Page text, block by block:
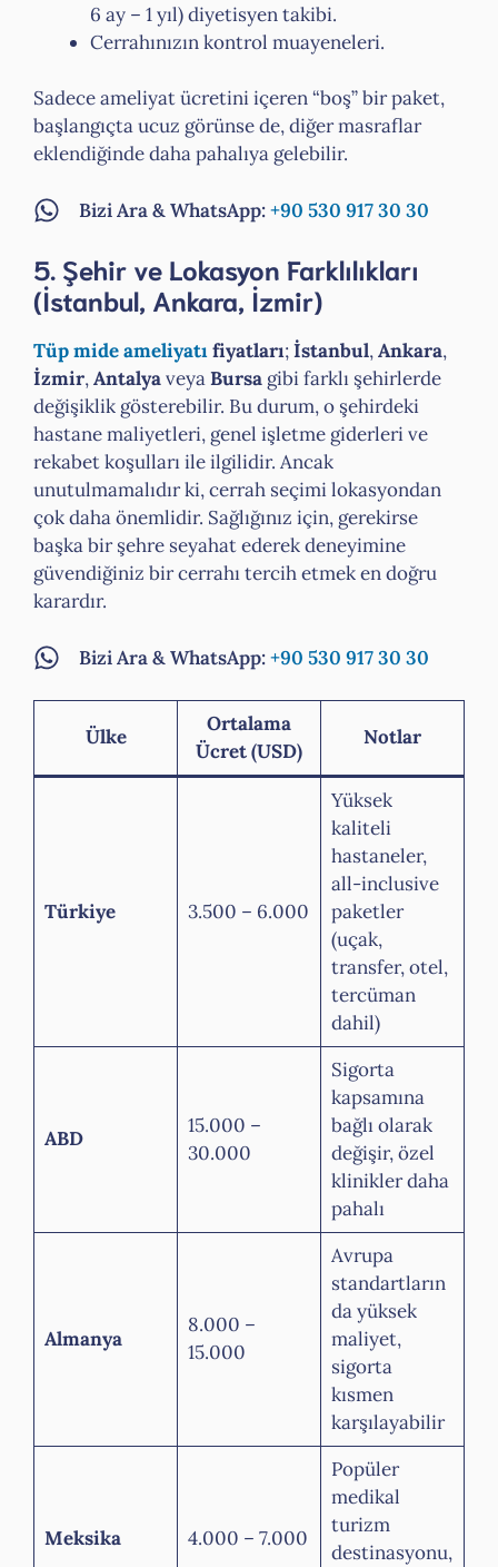
6 ay – 1 yıl) diyetisyen takibi.
Cerrahınızın kontrol muayeneleri.
Sadece ameliyat ücretini içeren “boş” bir paket,
başlangıçta ucuz görünse de, diğer masraflar
eklendiğinde daha pahalıya gelebilir.
Bizi Ara & WhatsApp:+90 530 917 30 30
5. Şehir ve Lokasyon Farklılıkları
(İstanbul, Ankara, İzmir)
Tüp mide ameliyatıfiyatları;İstanbul,Ankara,
İzmir,AntalyaveyaBursa gibi farklı şehirlerde
değişiklik gösterebilir. Bu durum, o şehirdeki
hastane maliyetleri, genel işletme giderleri ve
rekabet koşulları ile ilgilidir. Ancak
unutulmamalıdır ki, cerrah seçimi lokasyondan
çok daha önemlidir. Sağlığınız için, gerekirse
başka bir şehre seyahat ederek deneyimine
güvendiğiniz bir cerrahı tercih etmek en doğru
karardır.
Bizi Ara & WhatsApp:+90 530 917 30 30
Ülke
Ortalama
Ücret (USD)
Notlar
Türkiye 3.500 – 6.000
Yüksek
kaliteli
hastaneler,
all-inclusive
paketler
(uçak,
transfer, otel,
tercüman
dahil)
ABD
15.000 –
30.000
Sigorta
kapsamına
bağlı olarak
değişir, özel
klinikler daha
pahalı
Almanya
8.000 –
15.000
Avrupa
standartların
da yüksek
maliyet,
sigorta
kısmen
karşılayabilir
Meksika 4.000 – 7.000
Popüler
medikal
turizm
destinasyonu,